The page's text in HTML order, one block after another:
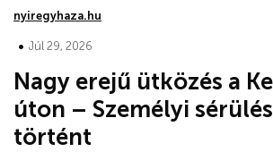
nyiregyhaza.hu
• Júl 29, 2026
Nagy erejű ütközés a
úton – Személyi
történt